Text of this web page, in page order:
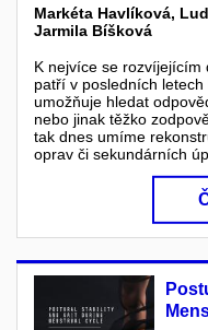
Markéta Havlíková,
Jarmila Bíšková
K nejvíce se rozvíjejícím
patří v posledních
umožňuje hledat
nebo jinak těžko
tak dnes umíme
oprav či sekundárních